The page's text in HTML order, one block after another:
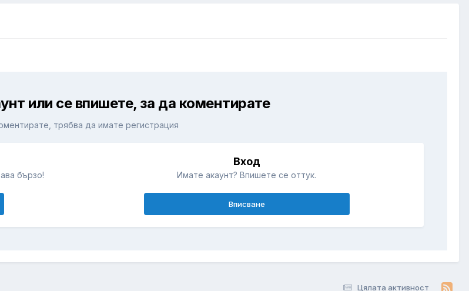
или се впишете, за да коментирате
трябва да имате регистрация
бързо!
Вход
Имате акаунт? Впишете се оттук.
Вписване
Цялата активност